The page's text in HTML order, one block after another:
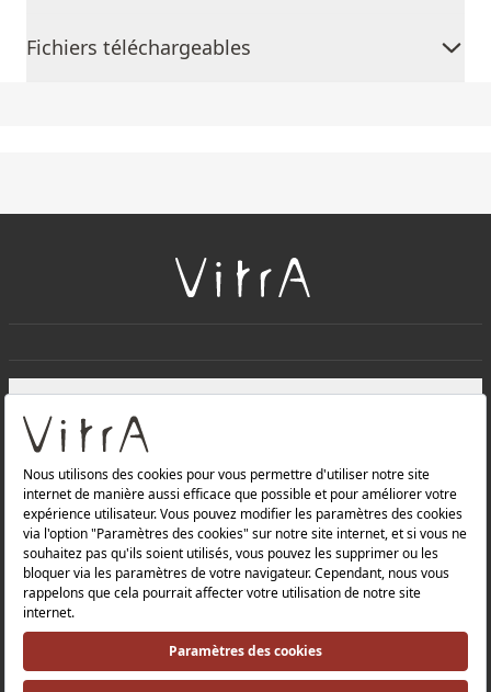
Fichiers téléchargeables
Produits
Politique de confidentialité et politique de protection des
Politique de qualité |
Politique de santé et de sécurité au travail |